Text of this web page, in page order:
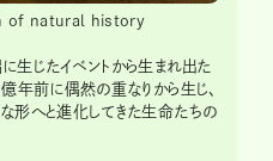
of natural history
生じたイベントから生まれ出た
年前に偶然の重なりから生じ、
形へと進化してきた生命たちの